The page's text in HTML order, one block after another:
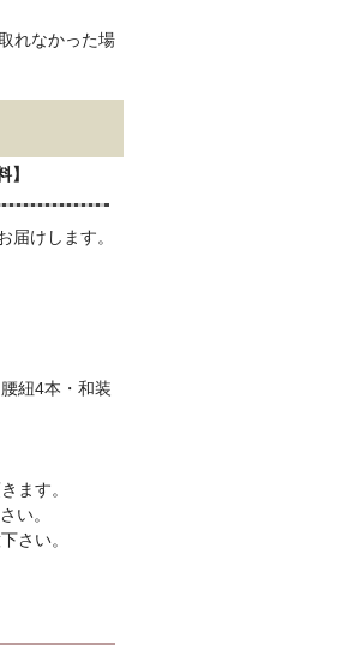
れなかった場
】
届けします。
紐4本・和装
ます。
い。
さい。